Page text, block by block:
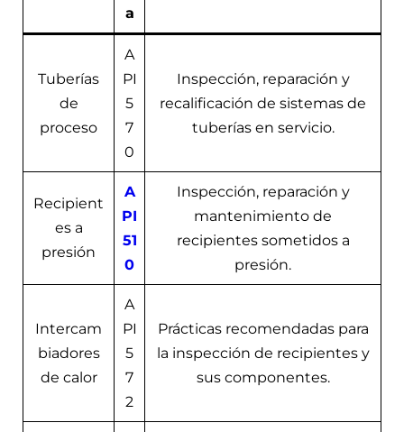
a
Tuberías
de
proceso
A
PI
5
7
0
Inspección, reparación y
recalificación de sistemas de
tuberías en servicio.
Recipient
es a
presión
A
PI
51
0
Inspección, reparación y
mantenimiento de
recipientes sometidos a
presión.
Intercam
biadores
de calor
A
PI
5
7
2
Prácticas recomendadas para
la inspección de recipientes y
sus componentes.